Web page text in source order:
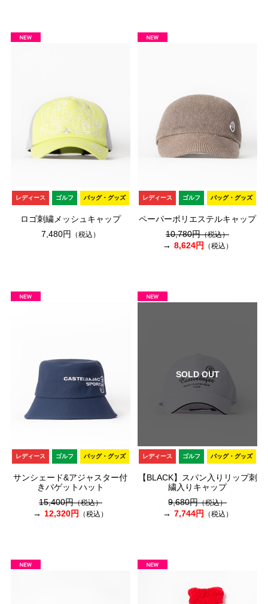
レディース ゴルフ バッグ・グッズ
ロゴ刺繍メッシュキャップ
7,480円
（税込）
レディース ゴルフ バッグ・グッズ
ペーパーポリエステルキャップ
10,780円（税込）
8,624円 （税込）
レディース ゴルフ バッグ・グッズ
サンシェード&アジャスター付
きバゲットハット
15,400円（税込）
12,320円 （税込）
SOLD OUT
レディース ゴルフ バッグ・グッズ
【BLACK】スパン入りリップ刺
繍入りキャップ
9,680円（税込）
7,744円 （税込）